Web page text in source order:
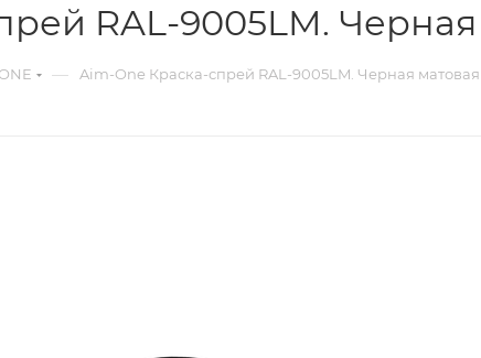
RAL-9005LM. Черная
— Aim-One Краска-спрей RAL-9005LM. Черная матовая